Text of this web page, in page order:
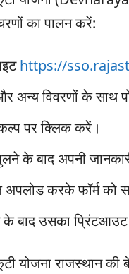
का पालन करें:
https://
विवरणों के साथ
पर क्लिक करें।
के बाद अपनी
करके फॉर्म को
के बाद उसका
योजना राजस्थान